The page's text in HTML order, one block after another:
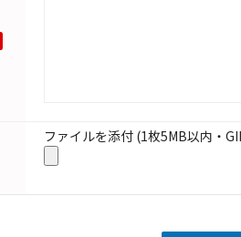
ファイルを添付 (1枚5MB以内・